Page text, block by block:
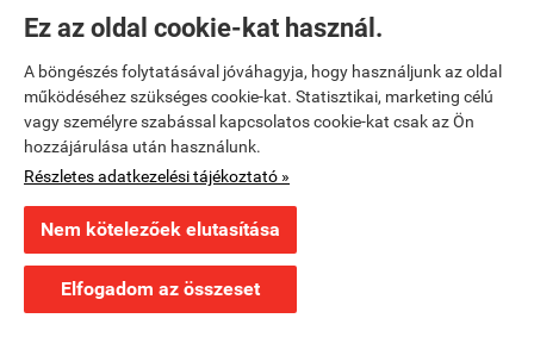
Ez az oldal cookie-kat használ.
A böngészés folytatásával jóváhagyja, hogy használjunk az oldal
működéséhez szükséges cookie-kat. Statisztikai, marketing célú
vagy személyre szabással kapcsolatos cookie-kat csak az Ön
hozzájárulása után használunk.
Részletes adatkezelési tájékoztató »
Nem kötelezőek elutasítása
Elfogadom az összeset
Saját fiók
Bemutatkozás 
Kövess minket a Facebookon!
Adatkezelési tájékoztató
Webáruház készítésa StartÜzlettel.